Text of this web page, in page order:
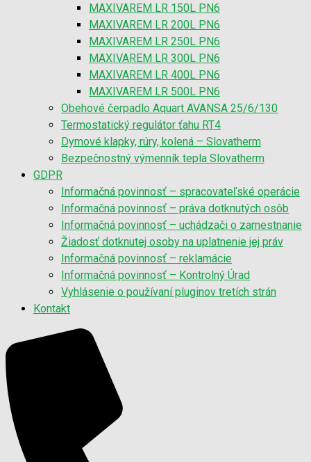
MAXIVAREM LR 150L PN6
MAXIVAREM LR 200L PN6
MAXIVAREM LR 250L PN6
MAXIVAREM LR 300L PN6
MAXIVAREM LR 400L PN6
MAXIVAREM LR 500L PN6
Obehové čerpadlo Aquart AVANSA 25/6/130
Termostatický regulátor ťahu RT4
Dymové klapky, rúry, kolená – Slovatherm
Bezpečnostný výmenník tepla Slovatherm
GDPR
Informačná povinnosť – spracovateľské operácie
Informačná povinnosť – práva dotknutých osôb
Informačná povinnosť – uchádzači o zamestnanie
Žiadosť dotknutej osoby na uplatnenie jej práv
Informačná povinnosť – reklamácie
Informačná povinnosť – Kontrolný Úrad
Vyhlásenie o používaní pluginov tretích strán
Kontakt